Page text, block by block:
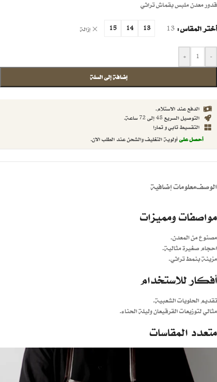
قدور معدن ملبس بقماش تراثي
أختر المقاس 13
13
14
15 إزالة
-
+
إضافة إلى السلة
الدفع عند الاستلام.
التوصيل السريع 48 إلى 72 ساعة.
التقسيط تابي و تمارا
أحصل علىأولوية التغليف والشحن عند الطلب الان.
الوصفمعلومات إضافية
مواصفات ومميزات
مصنوع من المعدن.
احجام صغيرة مثالية.
مزينة بنمط تراثي.
أفكار للاستخدام
تقديم الحلويات الشعبية.
مثالي لتوزيعات القرقيعان وليلة الحناء.
متعدد المقاسات